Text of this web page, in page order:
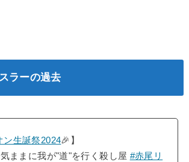
ラーの過去
ン生誕祭2024🎉】
ままに我が"道"を行く殺し屋 #赤尾リ